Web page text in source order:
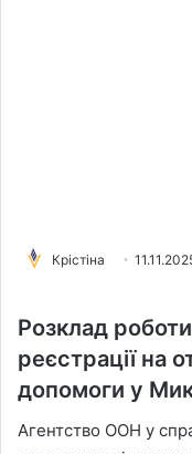
Крістіна
Розклад
реєстрації на
допомоги у
Агентство ООН у